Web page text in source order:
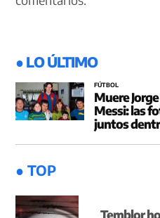
● LO ÚLTIMO
FÚTBOL
Muere
Messi: las
juntos
● TOP
Temblor